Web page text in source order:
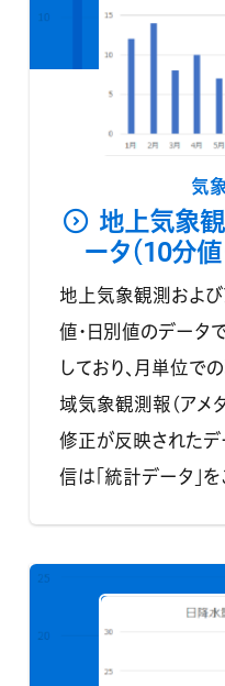
気
地上気象
ータ（10分値
地上気象観測および
値・日別値のデータ
しており、月単位で
域気象観測報(アメ
修正が反映されたデ
信は「統計データ」